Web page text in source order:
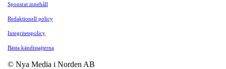
Sponsrat innehåll
Redaktionell policy
Integritetspolicy
Bästa kändissajterna
© Nya Media i Norden AB